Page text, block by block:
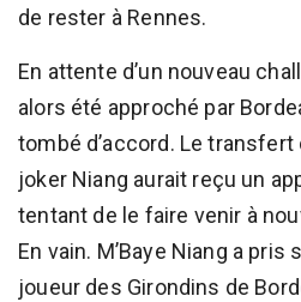
de rester à Rennes.
En attente d’un nouveau
alors été approché par
tombé d’accord. Le
joker Niang aurait reçu un
tentant de le faire venir à
En vain. M’Baye Niang a
joueur des Girondins de